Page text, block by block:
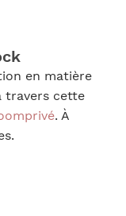
en matière
travers cette
. À